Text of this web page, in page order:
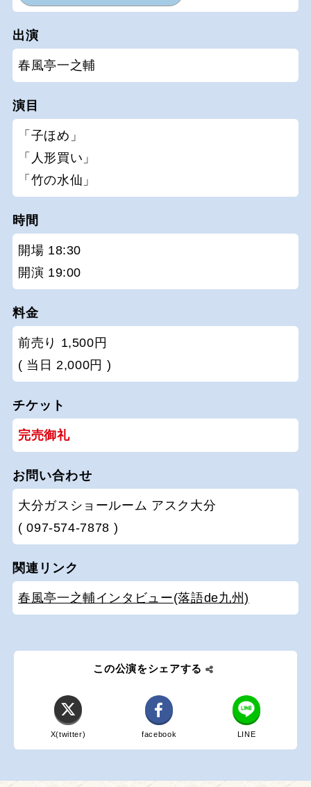
出演
春風亭一之輔
演目
「子ほめ」
「人形買い」
「竹の水仙」
時間
開場 18:30
開演 19:00
料金
前売り 1,500円
( 当日 2,000円 )
チケット
完売御礼
お問い合わせ
大分ガスショールーム アスク大分
( 097-574-7878 )
関連リンク
春風亭一之輔インタビュー(落語de九州)
この公演をシェアする
X(twitter) facebook LINE